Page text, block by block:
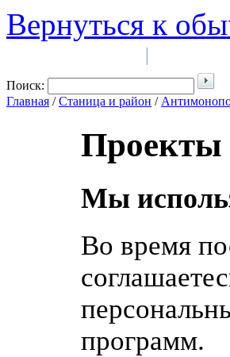
Вернуться к
|
Поиск:
Главная /Станица и район /
Проекты
Мы
Во время
программ.